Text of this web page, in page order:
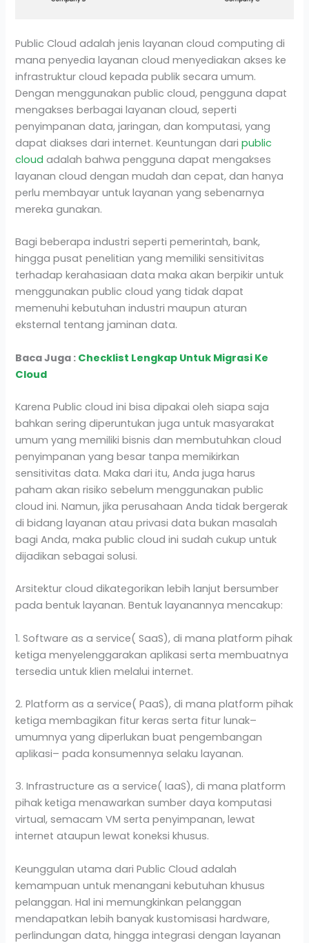
Public Cloud adalah jenis layanan cloud computing di
mana penyedia layanan cloud menyediakan akses ke
infrastruktur cloud kepada publik secara umum.
Dengan menggunakan public cloud, pengguna dapat
mengakses berbagai layanan cloud, seperti
penyimpanan data, jaringan, dan komputasi, yang
dapat diakses dari internet. Keuntungan daripublic
cloud adalah bahwa pengguna dapat mengakses
layanan cloud dengan mudah dan cepat, dan hanya
perlu membayar untuk layanan yang sebenarnya
mereka gunakan.
Bagi beberapa industri seperti pemerintah, bank,
hingga pusat penelitian yang memiliki sensitivitas
terhadap kerahasiaan data maka akan berpikir untuk
menggunakan public cloud yang tidak dapat
memenuhi kebutuhan industri maupun aturan
eksternal tentang jaminan data.
Baca Juga : Checklist Lengkap Untuk Migrasi Ke
Cloud
Karena Public cloud ini bisa dipakai oleh siapa saja
bahkan sering diperuntukan juga untuk masyarakat
umum yang memiliki bisnis dan membutuhkan cloud
penyimpanan yang besar tanpa memikirkan
sensitivitas data. Maka dari itu, Anda juga harus
paham akan risiko sebelum menggunakan public
cloud ini. Namun, jika perusahaan Anda tidak bergerak
di bidang layanan atau privasi data bukan masalah
bagi Anda, maka public cloud ini sudah cukup untuk
dijadikan sebagai solusi.
Arsitektur cloud dikategorikan lebih lanjut bersumber
pada bentuk layanan. Bentuk layanannya mencakup:
1. Software as a service( SaaS), di mana platform pihak
ketiga menyelenggarakan aplikasi serta membuatnya
tersedia untuk klien melalui internet.
2. Platform as a service( PaaS), di mana platform pihak
ketiga membagikan fitur keras serta fitur lunak–
umumnya yang diperlukan buat pengembangan
aplikasi– pada konsumennya selaku layanan.
3. Infrastructure as a service( IaaS), di mana platform
pihak ketiga menawarkan sumber daya komputasi
virtual, semacam VM serta penyimpanan, lewat
internet ataupun lewat koneksi khusus.
Keunggulan utama dari Public Cloud adalah
kemampuan untuk menangani kebutuhan khusus
pelanggan. Hal ini memungkinkan pelanggan
mendapatkan lebih banyak kustomisasi hardware,
perlindungan data, hingga integrasi dengan layanan